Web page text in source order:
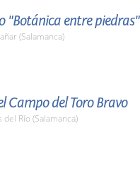
"Botánica entre piedras"
(Salamanca)
Campo del Toro Bravo
Río (Salamanca)